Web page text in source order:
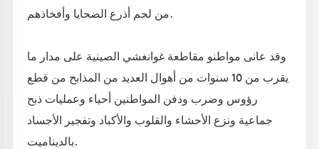
من لحم أذرع الضحايا وأفخاذهم.
وقد عانى مواطنو مقاطعة غوانغشي الصينية على مدار ما
يقرب من 10 سنوات من أهوال العديد من المذابح من قطع
رؤوس وضرب ودفن المواطنين أحياء وعمليات ذبح
جماعية ونزع الأحشاء والقلوب والأكباد وتفجير الأجساد
بالديناميت.